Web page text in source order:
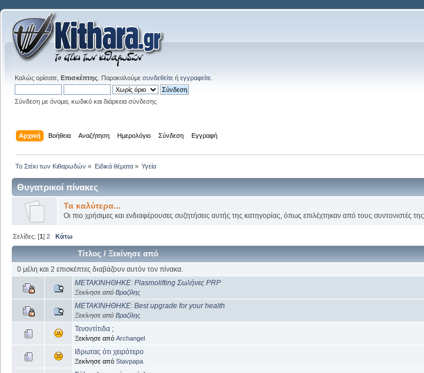
Καλώς ορίσατε, Επισκέπτης . Παρακαλούμε συνδεθείτε ή εγγραφείτε
Σύνδεση με όνομα, κωδικό και διάρκεια σύνδεσης
Αρχική Βοήθεια Αναζήτηση Ημερολόγιο Σύνδεση Εγγραφή
Το Στέκι των Κιθαρωδών » Ειδικά θέματα» Υγεία
Θυγατρικοί πίνακες
Τα καλύτερα...
Οι πιο χρήσιμες και ενδιαφέρουσες συζητήσεις αυτής της κατηγορίας, όπως επιλέχτηκαν από τους συντονιστές της
Σελίδες: [1]2 Κάτω
Τίτλος /Ξεκίνησε από
0 μέλη και 2 επισκέπτες διαβάζουν αυτόν τον πίνακα.
ΜΕΤΑΚΙΝΗΘΗΚΕ: Plasmolifting Σωλήνες PRP
Ξεκίνησε από Βραζίλης
ΜΕΤΑΚΙΝΗΘΗΚΕ: Best upgrade for your health
Ξεκίνησε από Βραζίλης
Τενοντίτιδα ;
Ξεκίνησε από Archangel
Ιδρωτας ότι χειρότερο
Ξεκίνησε από Stavpapa